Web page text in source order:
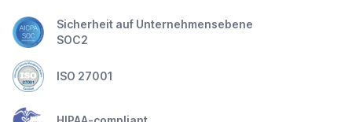
Sicherheit auf Unternehmensebene
SOC2
ISO 27001